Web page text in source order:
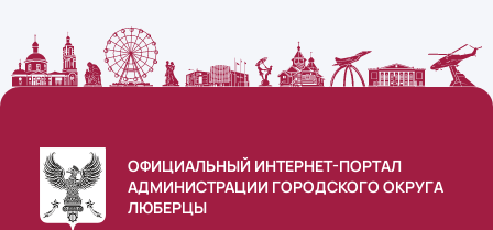
ОФИЦИАЛЬНЫЙ ИНТЕРНЕТ-ПОРТАЛ
АДМИНИСТРАЦИИ ГОРОДСКОГО ОКРУГА
ЛЮБЕРЦЫ